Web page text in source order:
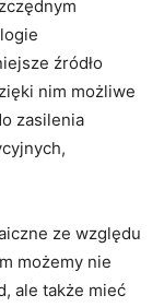
źródło
nim możliwe
zasilenia
ze względu
możemy‌ nie
ale także ‍mieć